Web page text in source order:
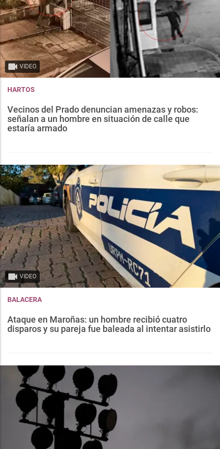
VIDEO
HARTOS
Vecinos del Prado denuncian amenazas y robos:
señalan a un hombre en situación de calle que
estaría armado
VIDEO
BALACERA
Ataque en Maroñas: un hombre recibió cuatro
disparos y su pareja fue baleada al intentar asistirlo